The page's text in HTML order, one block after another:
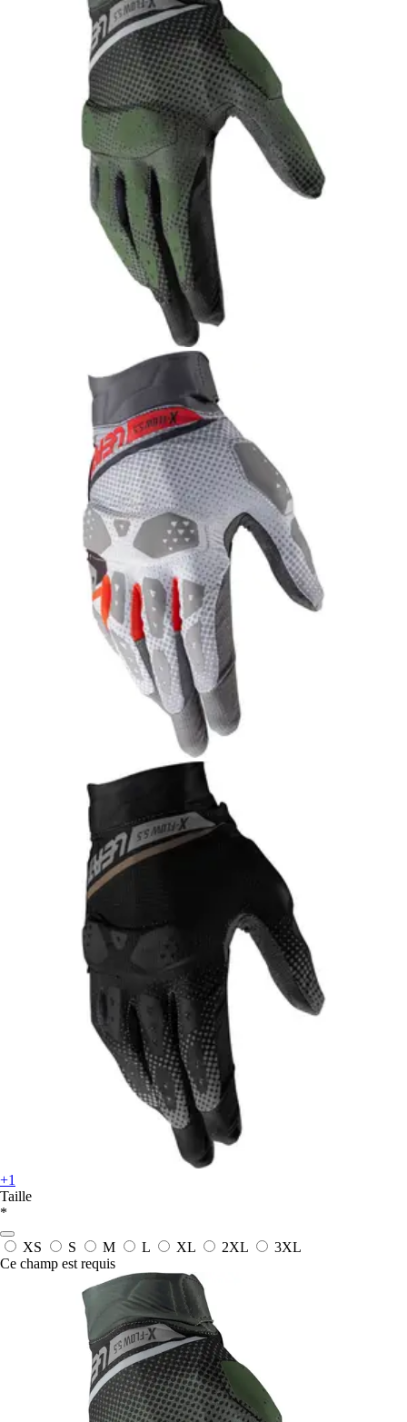
+1
Taille
*
XS S M L XL 2XL
3XL
Ce champ est requis